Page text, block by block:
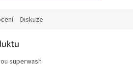
Diskuze
superwash